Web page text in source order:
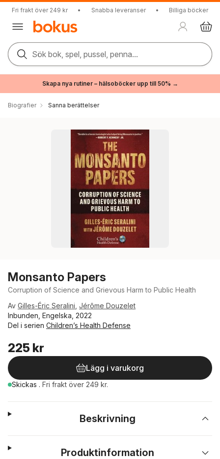
Fri frakt över 249 kr • Snabba leveranser • Billiga böcker
Sök bok, spel, pussel, penna...
Skapa nya rutiner – hälsoböcker upp till 50% →
Biografier Sanna berättelser
Monsanto Papers
Corruption of Science and Grievous Harm to Public Health
Av Gilles-Éric Seralini Jérôme Douzelet
Inbunden, Engelska, 2022
Del i serien Children’s Health Defense
225 kr
Lägg i varukorg
Skickas . Fri frakt över 249 kr.
Beskrivning
Produktinformation